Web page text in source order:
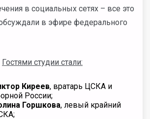
в социальных сетях – все это
в эфире федерального
Гостями студии стали:
Киреев, вратарь ЦСКА и
России;
Горшкова, левый крайний